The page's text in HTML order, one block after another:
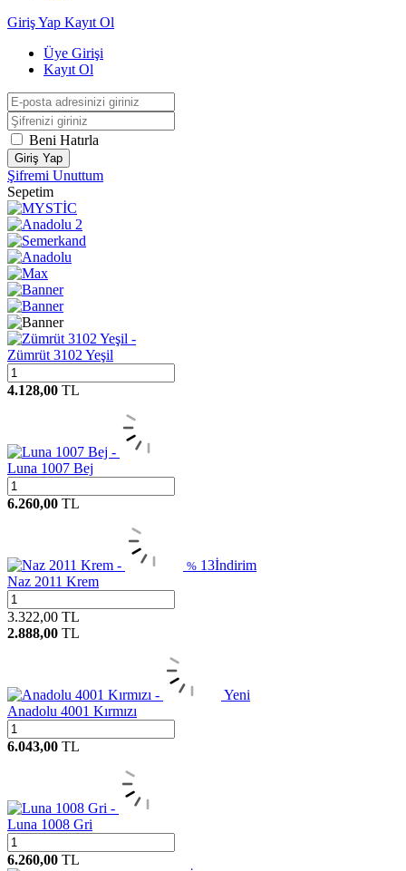
Giriş Yap Kayıt Ol
Üye Girişi
Kayıt Ol
Beni Hatırla
Giriş Yap
Şifremi Unuttum
Sepetim
Zümrüt 3102 Yeşil
4.128,00 TL
Luna 1007 Bej
6.260,00 TL
% 13İndirim
Naz 2011 Krem
3.322,00 TL
2.888,00 TL
Yeni
Anadolu 4001 Kırmızı
6.043,00 TL
Luna 1008 Gri
6.260,00 TL